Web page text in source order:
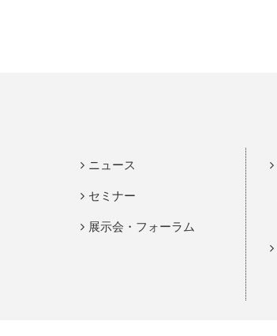
ニュース
セミナー
展示会・フォーラム